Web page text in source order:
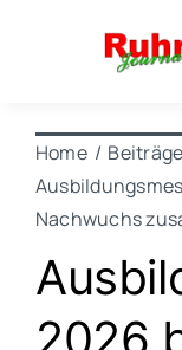
Home Beiträge
Nachwuchs